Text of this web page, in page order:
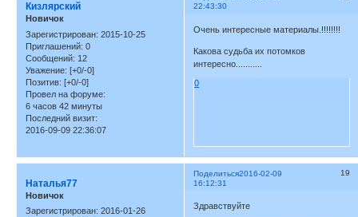
22:43:30
Кизлярский
Новичок
Зарегистрирован: 2015-10-25
Приглашений: 0
Сообщений: 12
Уважение: [+0/-0]
Позитив: [+0/-0]
Провел на форуме:
6 часов 42 минуты
Последний визит:
2016-09-09 22:36:07
Очень интересные материалы.!!!!!!!!
Какова судьба их потомков
интересно...........
0
Поделиться 19
2016-02-09
16:12:31
Наталья77
Новичок
Зарегистрирован: 2016-01-26
Здравствуйте